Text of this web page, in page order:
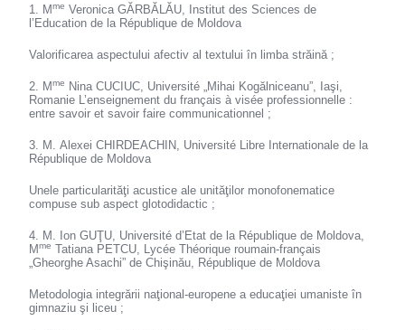
1. Mme Veronica GĂRBĂLĂU, Institut des Sciences de
l’Education de la République de Moldova
Valorificarea aspectului afectiv al textului în limba străină ;
2. Mme
Nina CUCIUC, Université „Mihai Kogălniceanu”, Iaşi,
Romanie L’enseignement du français à visée professionnelle :
entre savoir et savoir faire communicationnel ;
3. M. Alexei CHIRDEACHIN, Université Libre Internationale de la
République de Moldova
Unele particularităţi acustice ale unităţilor monofonematice
compuse sub aspect glotodidactic ;
4. M. Ion GUŢU, Université d’Etat de la République de Moldova,
Mme Tatiana PETCU, Lycée Théorique roumain-français
„Gheorghe Asachi” de Chişinău, République de Moldova
Metodologia integrării naţional-europene a educaţiei umaniste în
gimnaziu şi liceu ;